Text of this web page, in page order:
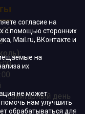
:
санитарный день
согласие на
с помощью сторонних
Mail.ru, ВКонтакте и
на
их
не может
нам улучшить
обрабатываться для